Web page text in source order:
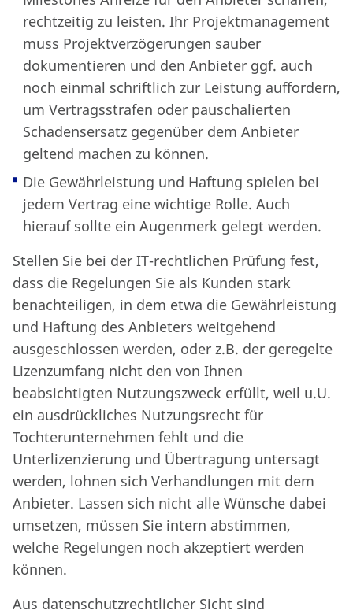
rechtzeitig zu leisten. Ihr Projektmanagement
muss Projektverzögerungen sauber
dokumentieren und den Anbieter ggf. auch
noch einmal schriftlich zur Leistung auffordern,
um Vertragsstrafen oder pauschalierten
Schadensersatz gegenüber dem Anbieter
geltend machen zu können.
Die Gewährleistung und Haftung spielen bei
jedem Vertrag eine wichtige Rolle. Auch
hierauf sollte ein Augenmerk gelegt werden.
Stellen Sie bei der IT-rechtlichen Prüfung fest,
dass die Regelungen Sie als Kunden stark
benachteiligen, in dem etwa die Gewährleistung
und Haftung des Anbieters weitgehend
ausgeschlossen werden, oder z.B. der geregelte
Lizenzumfang nicht den von Ihnen
beabsichtigten Nutzungszweck erfüllt, weil u.U.
ein ausdrückliches Nutzungsrecht für
Tochterunternehmen fehlt und die
Unterlizenzierung und Übertragung untersagt
werden, lohnen sich Verhandlungen mit dem
Anbieter. Lassen sich nicht alle Wünsche dabei
umsetzen, müssen Sie intern abstimmen,
welche Regelungen noch akzeptiert werden
können.
Aus datenschutzrechtlicher Sicht sind